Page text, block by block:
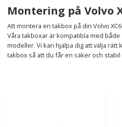
Montering på Volvo
Att montera en takbox på din Volvo
Våra takboxar är kompatibla med
modeller. Vi kan hjälpa dig att välja rätt
takbox så att du får en säker och stabil